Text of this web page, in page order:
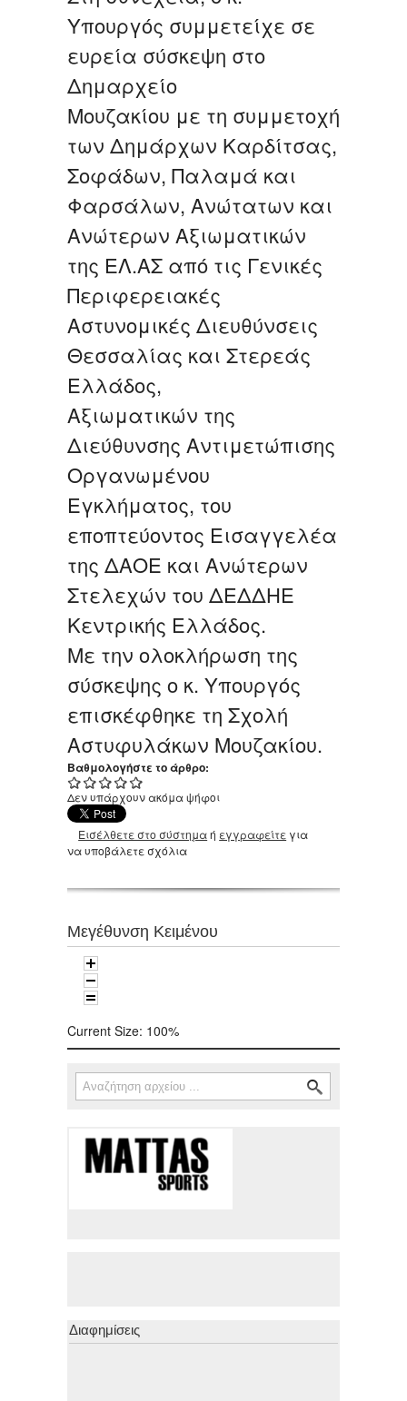
Υπουργός συμμετείχε σε
ευρεία σύσκεψη στο
Δημαρχείο
Μουζακίου με τη συμμετοχή
των Δημάρχων Καρδίτσας,
Σοφάδων, Παλαμά και
Φαρσάλων, Ανώτατων και
Ανώτερων Αξιωματικών
της ΕΛ.ΑΣ από τις Γενικές
Περιφερειακές
Αστυνομικές Διευθύνσεις
Θεσσαλίας και Στερεάς
Ελλάδος,
Αξιωματικών της
Διεύθυνσης Αντιμετώπισης
Οργανωμένου
Εγκλήματος, του
εποπτεύοντος Εισαγγελέα
της ΔΑΟΕ και Ανώτερων
Στελεχών του ΔΕΔΔΗΕ
Κεντρικής Ελλάδος.
Με την ολοκλήρωση της
σύσκεψης ο κ. Υπουργός
επισκέφθηκε τη Σχολή
Αστυφυλάκων Μουζακίου.
Βαθμολογήστε το άρθρο:
Δεν υπάρχουν ακόμα ψήφοι
Εισέλθετε στο σύστημαή εγγραφείτε για
να υποβάλετε σχόλια
Μεγέθυνση Κειμένου
Current Size: 100%
Φόρμα αναζήτησης
Αναζήτηση
Διαφημίσεις